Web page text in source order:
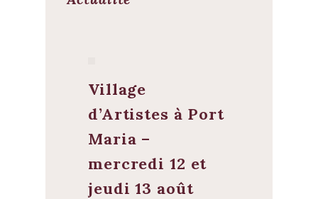
Village
d’Artistes à Port
Maria –
mercredi 12 et
jeudi 13 août